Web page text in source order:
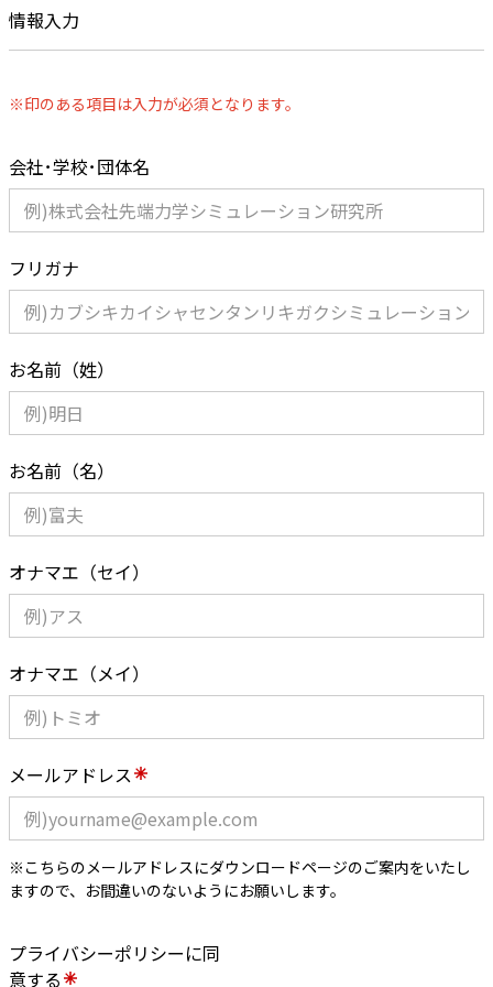
情報入力
※印のある項目は入力が必須となります。
会社･学校･団体名
フリガナ
お名前（姓）
お名前（名）
オナマエ（セイ）
オナマエ（メイ）
メールアドレス
※こちらのメールアドレスにダウンロードページのご案内をいたし
ますので、お間違いのないようにお願いします。
プライバシーポリシーに同
意する